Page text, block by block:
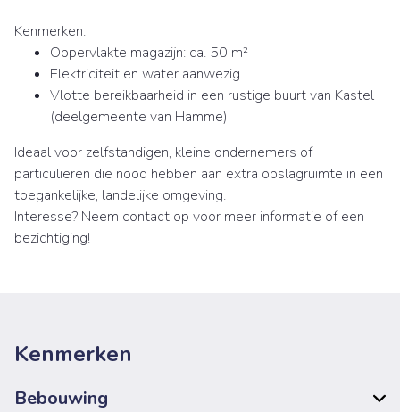
Kenmerken:
Oppervlakte magazijn: ca. 50 m²
Elektriciteit en water aanwezig
Vlotte bereikbaarheid in een rustige buurt van Kastel
(deelgemeente van Hamme)
Ideaal voor zelfstandigen, kleine ondernemers of
particulieren die nood hebben aan extra opslagruimte in een
toegankelijke, landelijke omgeving.
Interesse? Neem contact op voor meer informatie of een
bezichtiging!
Kenmerken
Bebouwing